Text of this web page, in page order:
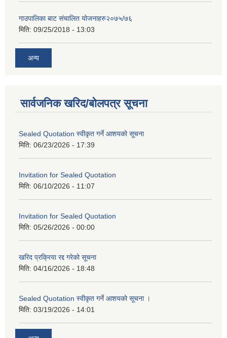
गाउपालिका बाट संचालित योजनाहरु२०७५/७६
मिति: 09/25/2018 - 13:03
अन्य
सार्वजनिक खरिद/बोलपत्र सूचना
Sealed Quotation स्वीकृत गर्ने आशयको सूचना
मिति: 06/23/2026 - 17:39
Invitation for Sealed Quotation
मिति: 06/10/2026 - 11:07
Invitation for Sealed Quotation
मिति: 05/26/2026 - 00:00
खरिद प्रक्रिया रद्द गरेको सूचना
मिति: 04/16/2026 - 18:48
Sealed Quotation स्वीकृत गर्ने आशयको सूचना ।
मिति: 03/19/2026 - 14:01